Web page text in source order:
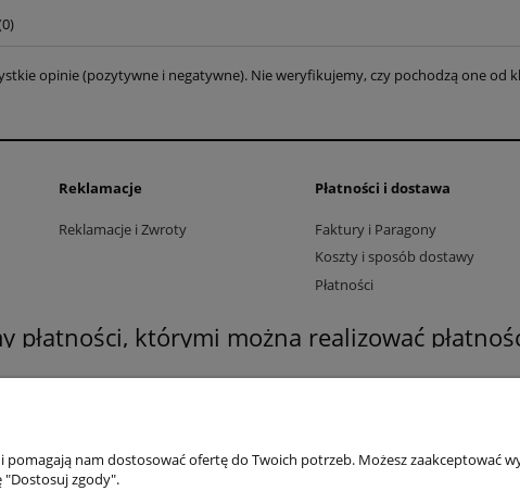
opinie (pozytywne i negatywne). Nie weryfikujemy, czy pochodzą one
Reklamacje
Reklamacje i Zwroty
Płatności i dostawa
Faktury i Paragony
Koszty i sposób dostawy
Płatności
płatności, którymi można realizować
nam dostosować ofertę do Twoich potrzeb. Możesz zaakceptować
"Dostosuj zgody".